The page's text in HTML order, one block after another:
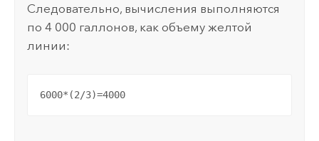
Следовательно, вычисления выполняются
по 4 000 галлонов, как объему желтой
линии:
6000*(2/3)=4000